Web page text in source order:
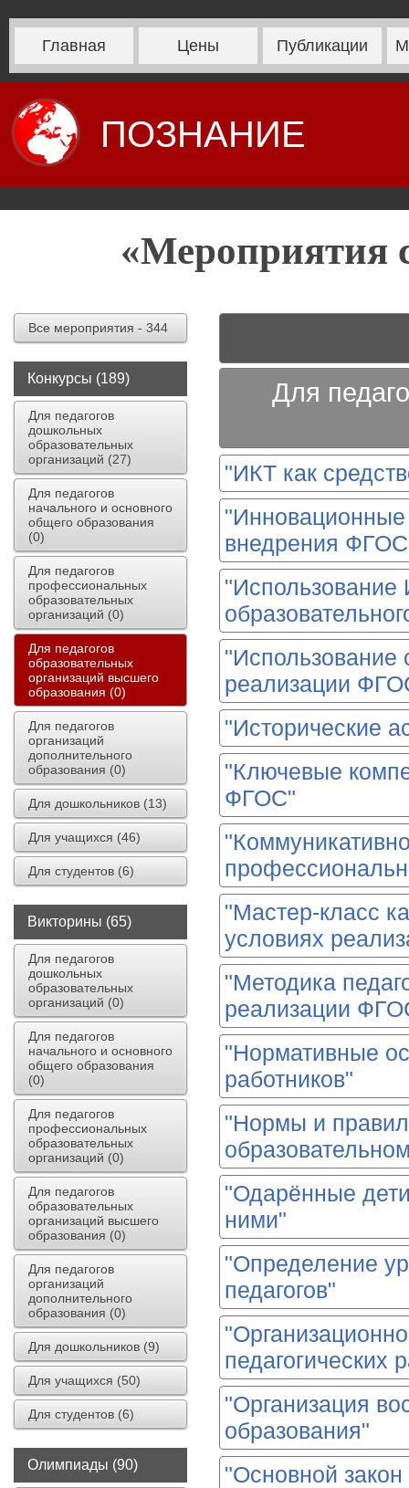
Главная Цены Публикации
ПОЗНАНИЕ
«Мероприятия
Все мероприятия - 344
Конкурсы (189)
Для педагогов
дошкольных
образовательных
организаций (27)
Для педагогов
начального и основного
общего образования
(0)
Для педагогов
профессиональных
образовательных
организаций (0)
Для педагогов
образовательных
организаций высшего
образования (0)
Для педагогов
организаций
дополнительного
образования (0)
Для дошкольников (13)
Для учащихся (46)
Для студентов (6)
Викторины (65)
Для педагогов
дошкольных
образовательных
организаций (0)
Для педагогов
начального и основного
общего образования
(0)
Для педагогов
профессиональных
образовательных
организаций (0)
Для педагогов
образовательных
организаций высшего
образования (0)
Для педагогов
организаций
дополнительного
образования (0)
Для дошкольников (9)
Для учащихся (50)
Для студентов (6)
Олимпиады (90)
Для
"ИКТ как
"Инновационные
внедрения
"Использование
реализации
"Исторические
"Ключевые
ФГОС"
"Мастер-класс
условиях
"Методика
реализации
"Нормативные
работников"
"Нормы и
"Одарённые
ними"
"Определение
педагогов"
педагогических
"Организация
образования"
"Основной